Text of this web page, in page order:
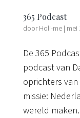
365 Podcast
doorHoli-me| mei
De 365
podcast van
oprichters van
missie:
wereld